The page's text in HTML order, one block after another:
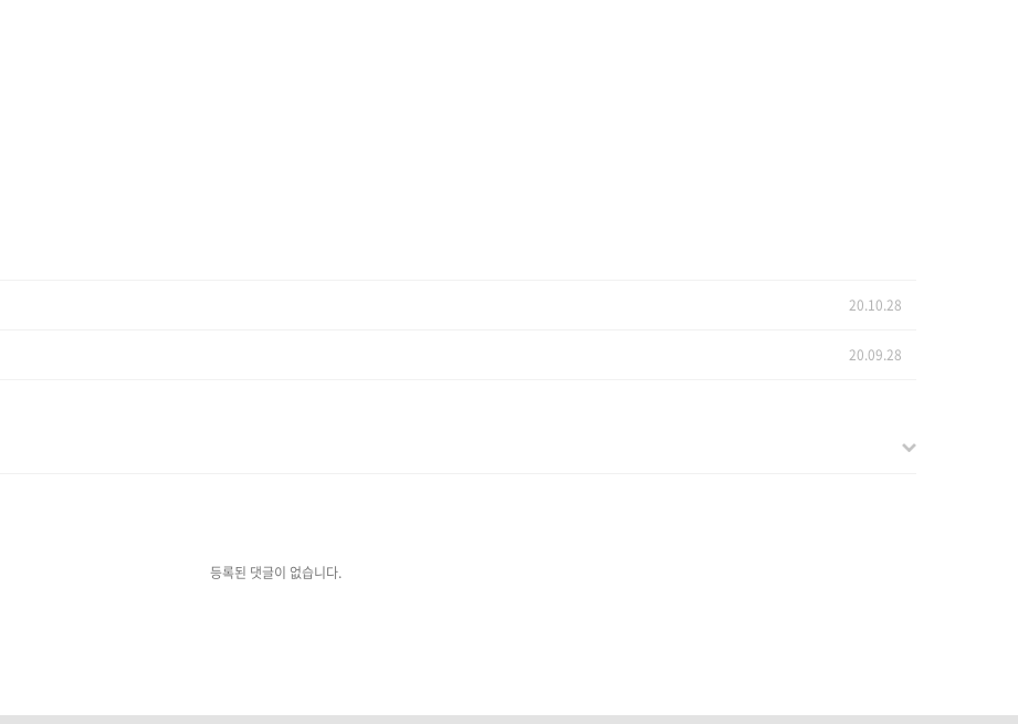
20.10.28
20.09.28
등록된 댓글이 없습니다.